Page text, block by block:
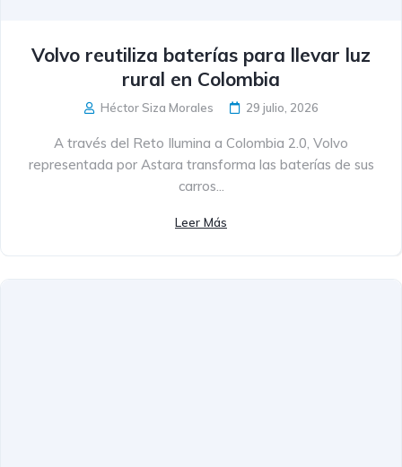
Volvo reutiliza baterías para llevar luz
rural en Colombia
Héctor Siza Morales 29 julio, 2026
A través del Reto Ilumina a Colombia 2.0, Volvo
representada por Astara transforma las baterías de sus
carros...
Leer Más